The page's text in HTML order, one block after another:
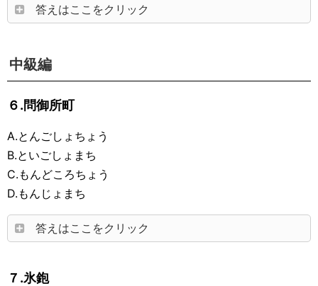
答えはここをクリック
中級編
６.問御所町
A.とんごしょちょう
B.といごしょまち
C.もんどころちょう
D.もんじょまち
答えはここをクリック
７.氷鉋